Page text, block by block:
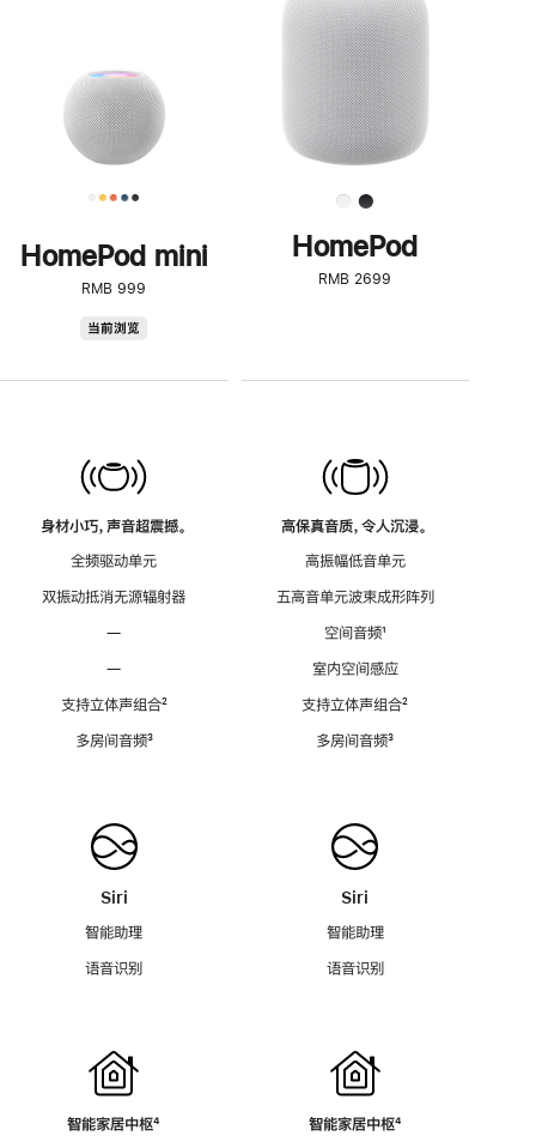
HomePod mini
RMB 999
当前浏览
身材小巧，声音超震撼。
全频驱动单元
双振动抵消无源辐射器
—
—
支持立体声组合脚
²
多房间音频脚
³
Siri
智能助理
语音识别
智能家居中枢脚
⁴
了
解
HomePod<
HomePod
RMB 2699
高保真音质，令人沉浸。
高振幅低音单元
五高音单元波束成形阵列
空间音频脚
¹
室内空间感应
支持立体声组合脚
²
多房间音频脚
³
Siri
智能助理
语音识别
智能家居中枢脚
⁴